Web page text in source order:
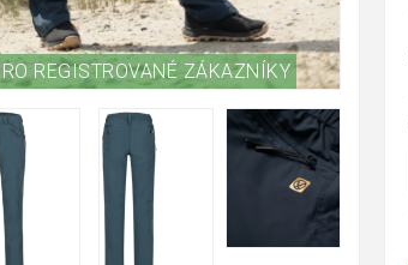
REGISTROVANÉ ZÁKAZNÍKY